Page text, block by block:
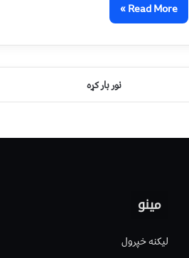
Read More »
نور بار کړه
مینو
لیکنه خپرول